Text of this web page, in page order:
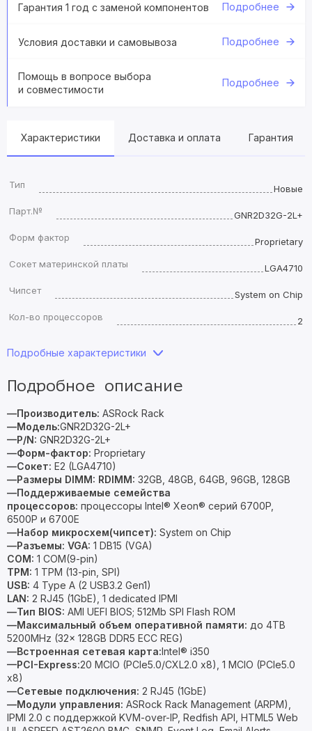
Гарантия 1 год с заменой компонентов Подробнее
Условия доставки и самовывоза Подробнее
Помощь в вопросе выбора
и совместимости
Подробнее
Характеристики Доставка и оплата Гарантия
Тип
Новые
Парт.№
GNR2D32G-2L+
Форм фактор
Proprietary
Сокет материнской платы
LGA4710
Чипсет
System on Chip
Кол-во процессоров
2
Подробные характеристики
Подробное описание
—Производитель: ASRock Rack
—Модель:GNR2D32G-2L+
—P/N: GNR2D32G-2L+
—Форм-фактор: Proprietary
—Сокет: E2 (LGA4710)
—Размеры DIMM: RDIMM: 32GB, 48GB, 64GB, 96GB, 128GB
—Поддерживаемые семейства
процессоров: процессоры Intel® Xeon® серий 6700P,
6500P и 6700E
—Набор микросхем(чипсет): System on Chip
—Разъемы: VGA: 1 DB15 (VGA)
COM: 1 COM(9-pin)
TPM: 1 TPM (13-pin, SPI)
USB: 4 Type A (2 USB3.2 Gen1)
LAN: 2 RJ45 (1GbE), 1 dedicated IPMI
—Тип BIOS: AMI UEFI BIOS; 512Mb SPI Flash ROM
—Максимальный объем оперативной памяти: до 4TB
5200MHz (32x 128GB DDR5 ECC REG)
—Встроенная сетевая карта:Intel® i350
—PCI-Express:20 MCIO (PCIe5.0/CXL2.0 x8), 1 MCIO (PCIe5.0
x8)
—Сетевые подключения: 2 RJ45 (1GbE)
—Модули управления: ASRock Rack Management (ARPM),
IPMI 2.0 с поддержкой KVM-over-IP, Redfish API, HTML5 Web